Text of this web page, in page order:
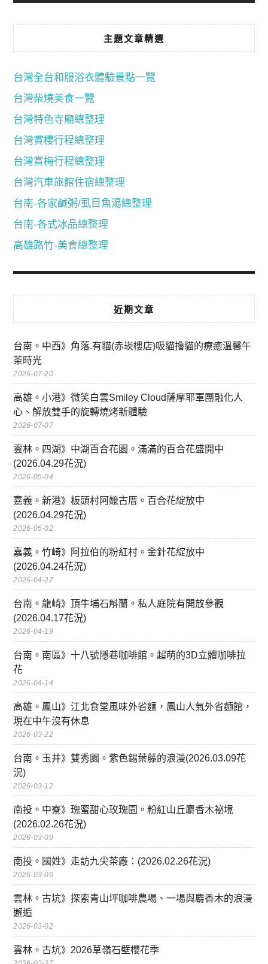
主題文章精選
台灣全台和服浴衣體驗景點一覽
台灣柴燒美食一覽
台灣特色寺廟總整理
台灣賞櫻行程總整理
台灣賞梅行程總整理
台灣汽車旅館住宿總整理
台南-各家鹹粥/虱目魚湯總整理
台南-各式冰品總整理
高雄路竹-美食總整理
近期文章
台南。中西》角落.有貓(赤崁樓店)吸貓擼貓的療癒溫馨午
茶時光
2026-07-20
高雄。小港》微笑白雲Smiley Cloud薩摩耶軍團融化人
心、解放雙手的旋轉燒烤新體驗
2026-07-07
雲林。四湖》中湖百合花園。滿滿的百合花盛開中
(2026.04.29花況)
2026-05-04
嘉義。新港》板頭村阿嬤古厝。百合花綻放中
(2026.04.29花況)
2026-05-02
嘉義。竹崎》阿拉伯的粉紅村。金針花綻放中
(2026.04.24花況)
2026-04-27
台南。龍崎》頂牛埔石斛蘭。私人庭院有開放參觀
(2026.04.17花況)
2026-04-19
台南。南區》十八號隱巷咖啡館。超萌的3D立體咖啡拉
花
2026-04-14
高雄。鳳山》江北食堂風味外省麵，鳳山人氣外省麵館，
現在中午沒有休息
2026-03-22
台南。玉井》雙秀園。紫色錫葉藤的浪漫(2026.03.09花
況)
2026-03-12
南投。中寮》瑰蜜甜心玫瑰園。粉紅山丘麝香木祕境
(2026.02.26花況)
2026-03-09
南投。國姓》走訪九尖茶廠：(2026.02.26花況)
2026-03-06
雲林。古坑》探索青山坪咖啡農場、一場與麝香木的浪漫
邂逅
2026-03-02
雲林。古坑》2026草嶺石壁櫻花季